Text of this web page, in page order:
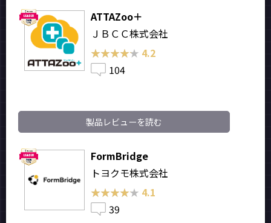
ATTAZoo＋
ＪＢＣＣ株式会社
★★★★★
★★★★★ 4.2
104
製品レビューを読む
FormBridge
トヨクモ株式会社
★★★★★
★★★★★ 4.1
39